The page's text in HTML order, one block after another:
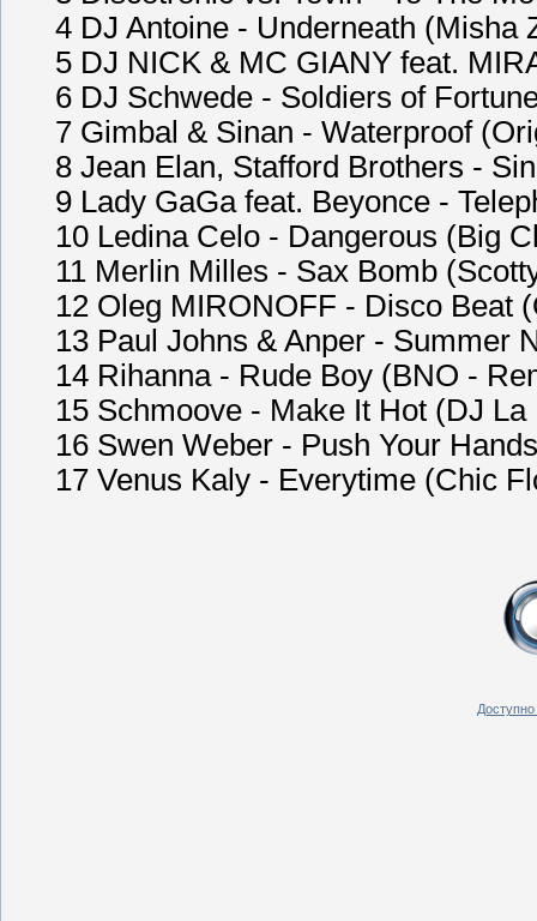
4 DJ Antoine - Underneath (Misha
5 DJ NICK & MC GIANY feat.
6 DJ Schwede - Soldiers of
7 Gimbal & Sinan - Waterproof
8 Jean Elan, Stafford Brothers -
9 Lady GaGa feat. Beyonce -
10 Ledina Celo - Dangerous (Big
11 Merlin Milles - Sax Bomb
12 Oleg MIRONOFF - Disco Beat
13 Paul Johns & Anper - Summer
14 Rihanna - Rude Boy (BNO -
15 Schmoove - Make It Hot (DJ
16 Swen Weber - Push Your
17 Venus Kaly - Everytime (Chic